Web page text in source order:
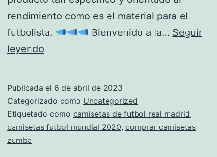
rendimiento como es el material para el
futbolista.
Bienvenido a la… Seguir
leyendo
xxl
Publicada el 6 de abril de 2023
Categorizado como Uncategorized
Etiquetado como camisetas de futbol real madrid,
camisetas futbol mundial 2020, comprar camisetas
zumba